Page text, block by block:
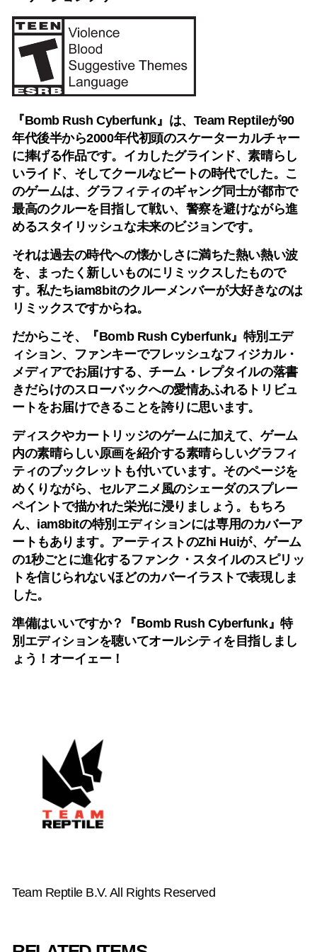
『Bomb Rush Cyberfunk』は、Team Reptileが90
年代後半から2000年代初頭のスケーターカルチャー
に捧げる作品です。イカしたグラインド、素晴らし
いライド、そしてクールなビートの時代でした。こ
のゲームは、グラフィティのギャング同士が都市で
最高のクルーを目指して戦い、警察を避けながら進
めるスタイリッシュな未来のビジョンです。
それは過去の時代への懐かしさに満ちた熱い熱い波
を、まったく新しいものにリミックスしたもので
す。私たちiam8bitのクルーメンバーが大好きなのは
リミックスですからね。
だからこそ、『Bomb Rush Cyberfunk』特別エデ
ィション、ファンキーでフレッシュなフィジカル・
メディアでお届けする、チーム・レプタイルの落書
きだらけのスローバックへの愛情あふれるトリビュ
ートをお届けできることを誇りに思います。
ディスクやカートリッジのゲームに加えて、ゲーム
内の素晴らしい原画を紹介する素晴らしいグラフィ
ティのブックレットも付いています。そのページを
めくりながら、セルアニメ風のシェーダのスプレー
ペイントで描かれた栄光に浸りましょう。もちろ
ん、iam8bitの特別エディションには専用のカバーア
ートもあります。アーティストのZhi Huiが、ゲーム
の1秒ごとに進化するファンク・スタイルのスピリッ
トを信じられないほどのカバーイラストで表現しま
した。
準備はいいですか？『Bomb Rush Cyberfunk』特
別エディションを聴いてオールシティを目指しまし
ょう！オーイェー！
Team Reptile B.V. All Rights Reserved